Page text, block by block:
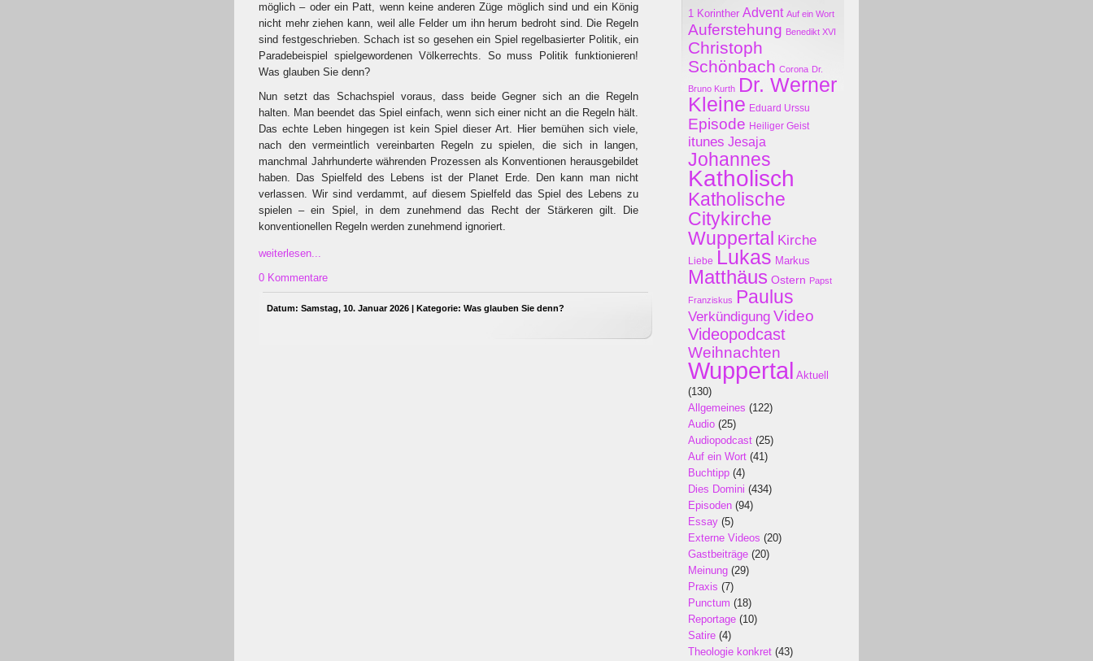
möglich – oder ein Patt, wenn keine anderen Züge möglich sind und ein König
nicht mehr ziehen kann, weil alle Felder um ihn herum bedroht sind. Die Regeln
sind festgeschrieben. Schach ist so gesehen ein Spiel regelbasierter Politik, ein
Paradebeispiel spielgewordenen Völkerrechts. So muss Politik funktionieren!
Was glauben Sie denn?
Nun setzt das Schachspiel voraus, dass beide Gegner sich an die Regeln
halten. Man beendet das Spiel einfach, wenn sich einer nicht an die Regeln hält.
Das echte Leben hingegen ist kein Spiel dieser Art. Hier bemühen sich viele,
nach den vermeintlich vereinbarten Regeln zu spielen, die sich in langen,
manchmal Jahrhunderte währenden Prozessen als Konventionen herausgebildet
haben. Das Spielfeld des Lebens ist der Planet Erde. Den kann man nicht
verlassen. Wir sind verdammt, auf diesem Spielfeld das Spiel des Lebens zu
spielen – ein Spiel, in dem zunehmend das Recht der Stärkeren gilt. Die
konventionellen Regeln werden zunehmend ignoriert.
weiterlesen...
0 Kommentare
Datum: Samstag, 10. Januar 2026 | Kategorie: Was glauben Sie denn?
1 Korinther Advent Auf ein Wort
Auferstehung Benedikt XVI
Christoph
Schönbach Corona Dr.
Bruno Kurth Dr. Werner
Kleine Eduard Urssu
Episode Heiliger Geist
itunes Jesaja
Johannes
Katholisch
Katholische
Citykirche
Wuppertal Kirche
Liebe Lukas Markus
Matthäus Ostern Papst
Franziskus Paulus
Verkündigung Video
Videopodcast
Weihnachten
Wuppertal Aktuell
(130)
Allgemeines (122)
Audio (25)
Audiopodcast (25)
Auf ein Wort (41)
Buchtipp (4)
Dies Domini (434)
Episoden (94)
Essay (5)
Externe Videos (20)
Gastbeiträge (20)
Meinung (29)
Praxis (7)
Punctum (18)
Reportage (10)
Satire (4)
Theologie konkret (43)